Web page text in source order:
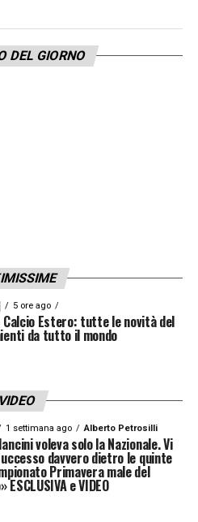
standard rossoblu.
DEL GIORNO
5 ore ago
Estero: tutte le novità del
da tutto il mondo
VIDEO
1 settimana ago Alberto Petrosilli
voleva solo la Nazionale. Vi
davvero dietro le quinte
Primavera male del
e VIDEO